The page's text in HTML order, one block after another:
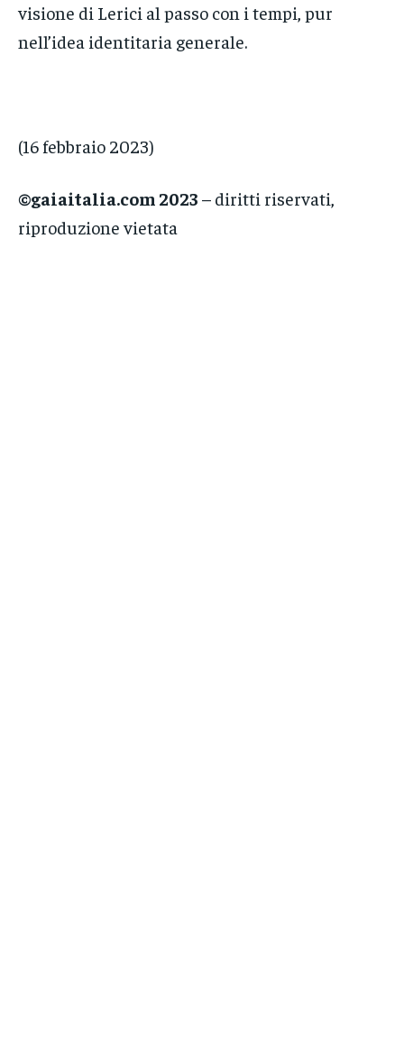
visione di Lerici al passo con i tempi, pur
nell’idea identitaria generale.
(16 febbraio 2023)
©gaiaitalia.com 2023 – diritti riservati,
riproduzione vietata